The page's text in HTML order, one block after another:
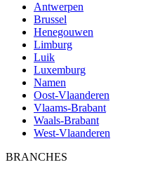
Antwerpen
Brussel
Henegouwen
Limburg
Luik
Luxemburg
Namen
Oost-Vlaanderen
Vlaams-Brabant
Waals-Brabant
West-Vlaanderen
BRANCHES